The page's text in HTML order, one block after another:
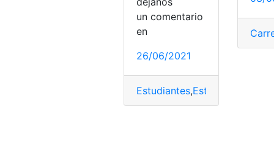
un comentario
en
26/06/2021
Estudiantes,Estudiar